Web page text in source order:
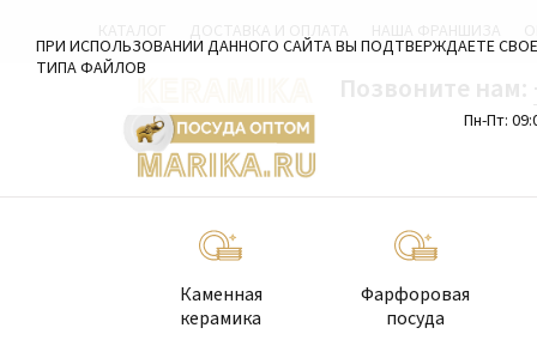
ДОСТАВКА И ОПЛАТА
Пн-Пт:
Каменная
керамика
Фарфоровая
посуда
ПРИ ИСПОЛЬЗОВАНИИ ДАННОГО САЙТА ВЫ ПОДТВЕРЖДАЕТЕ
ТИПА ФАЙЛОВ